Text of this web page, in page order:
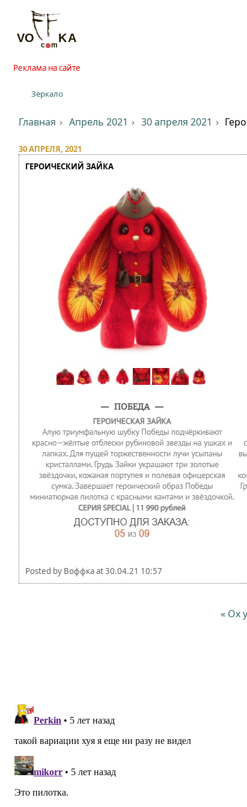
Реклама на сайте
Зеркало
Главная Апрель 2021 30 апреля 2021
30 АПРЕЛЯ, 2021
ГЕРОИЧЕСКИЙ ЗАЙКА
Posted by Воффкаat30.04.21 10:57
« Ох